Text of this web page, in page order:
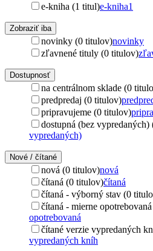
e-kniha (1 titul)e-kniha1
Zobraziť iba
novinky (0 titulov)novinky
zľavnené tituly (0 titulov)
Dostupnosť
na centrálnom sklade (0
predpredaj (0 titulov)
pripravujeme (0 titulov)
dostupná (bez
vypredaných)
Nové / čítané
nová (0 titulov)nová
čítaná (0 titulov)čítaná
čítaná - výborný stav (0
čítaná - mierne
opotrebovaná
čítané verzie vypredaných
vypredaných kníh